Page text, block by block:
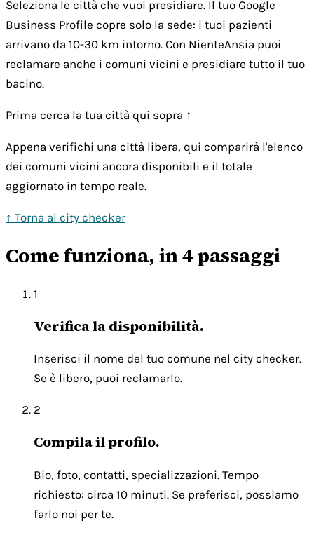
Seleziona le città che vuoi presidiare. Il tuo Google
Business Profile copre solo la sede: i tuoi pazienti
arrivano da 10-30 km intorno. Con NienteAnsia puoi
reclamare anche i comuni vicini e presidiare tutto il tuo
bacino.
Prima cerca la tua città qui sopra ↑
Appena verifichi una città libera, qui comparirà l'elenco
dei comuni vicini ancora disponibili e il totale
aggiornato in tempo reale.
↑ Torna al city checker
Come funziona, in 4 passaggi
1
Verifica la disponibilità.
Inserisci il nome del tuo comune nel city checker.
Se è libero, puoi reclamarlo.
2
Compila il profilo.
Bio, foto, contatti, specializzazioni. Tempo
richiesto: circa 10 minuti. Se preferisci, possiamo
farlo noi per te.